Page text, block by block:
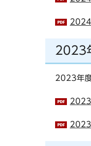
2024
2023
2023年
2023
2023